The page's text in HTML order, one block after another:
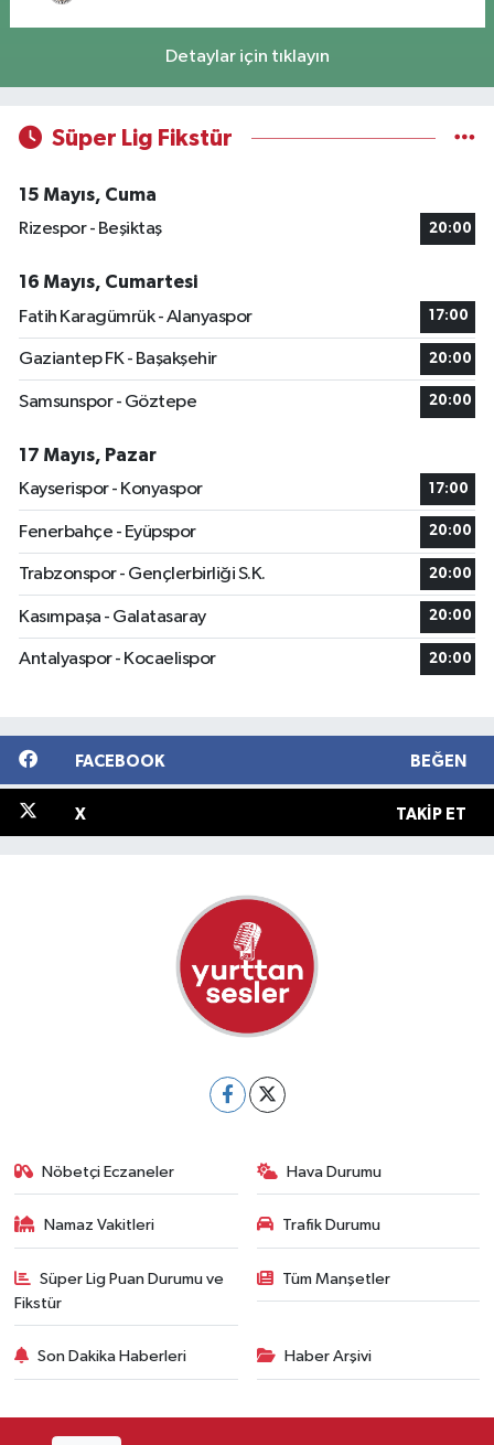
Detaylar için tıklayın
Süper Lig Fikstür
15 Mayıs, Cuma
Rizespor - Beşiktaş
20:00
16 Mayıs, Cumartesi
Fatih Karagümrük - Alanyaspor
17:00
Gaziantep FK - Başakşehir 20:00
Samsunspor - Göztepe 20:00
17 Mayıs, Pazar
Kayserispor - Konyaspor
17:00
Fenerbahçe - Eyüpspor 20:00
Trabzonspor - Gençlerbirliği S.K. 20:00
Kasımpaşa - Galatasaray 20:00
Antalyaspor - Kocaelispor 20:00
FACEBOOK BEĞEN
X TAKIP ET
Nöbetçi Eczaneler Hava Durumu
Namaz Vakitleri Trafik Durumu
Süper Lig Puan Durumu ve
Fikstür
Tüm Manşetler
Son Dakika Haberleri Haber Arşivi